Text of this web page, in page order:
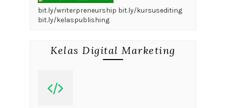
bit.ly/writerpreneurship bit.ly/kursusediting
bit.ly/kelaspublishing
Kelas Digital Marketing